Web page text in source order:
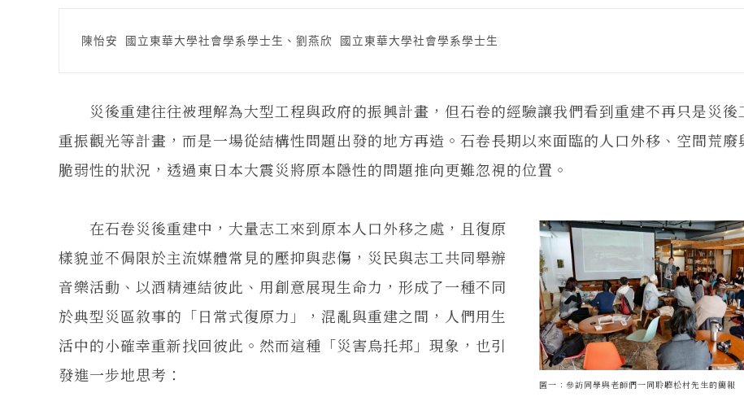
陳怡安 國立東華大學社會學系學士生、劉燕欣 國立東華大學社會學系學士生
災後重建往往被理解為大型工程與政府的振興計畫，但石卷的經驗讓我們看到重建不再只是災後
重振觀光等計畫，而是一場從結構性問題出發的地方再造。石卷長期以來面臨的人口外移、空間荒廢
脆弱性的狀況，透過東日本大震災將原本隱性的問題推向更難忽視的位置。
圖一：參訪同學與老師們一同聆聽松村先生的簡報
在石卷災後重建中，大量志工來到原本人口外移之處，且復原
樣貌並不侷限於主流媒體常見的壓抑與悲傷，災民與志工共同舉辦
音樂活動、以酒精連結彼此、用創意展現生命力，形成了一種不同
於典型災區敘事的「日常式復原力」，混亂與重建之間，人們用生
活中的小確幸重新找回彼此。然而這種「災害烏托邦」現象，也引
發進一步地思考：